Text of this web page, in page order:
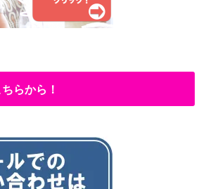
らから！